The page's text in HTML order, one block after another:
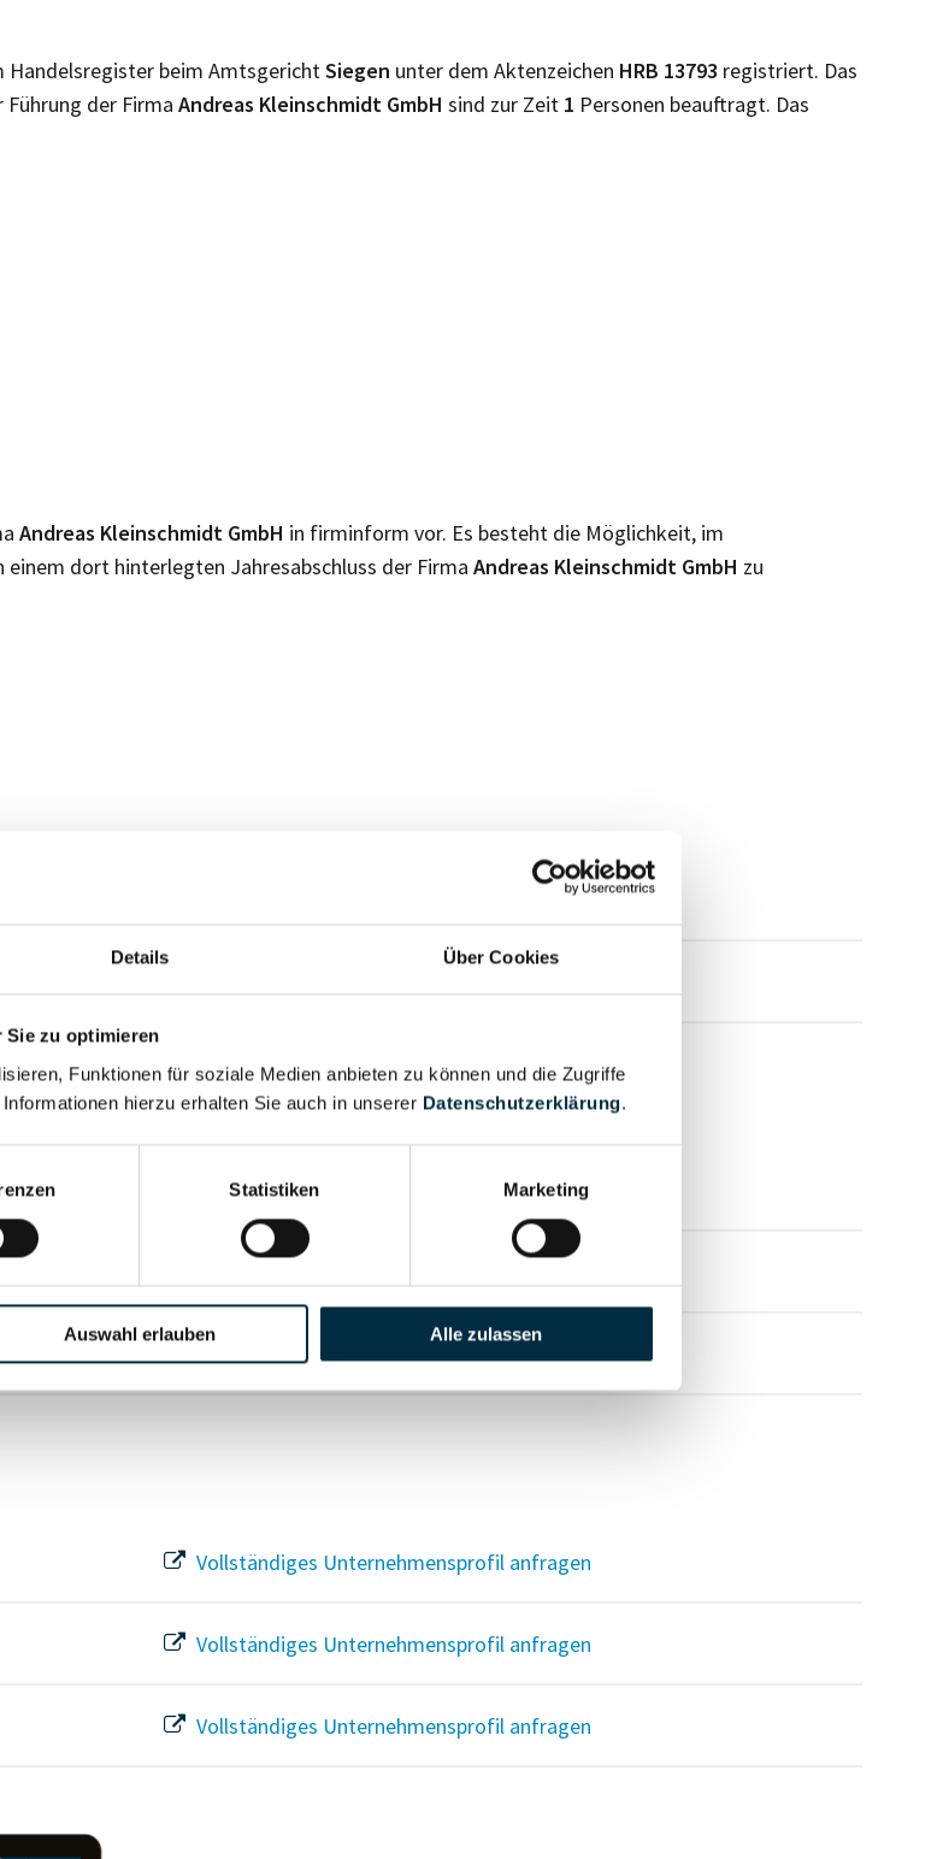
Details Über Cookies
Sie zu optimieren
Funktionen für soziale Medien anbieten zu können und die Zugriffe
hierzu erhalten Sie auch in unserer Datenschutzerklärung.
Statistiken Marketing
Auswahl erlauben Alle zulassen
Handelsregister beim AmtsgerichtSiegen unter dem Aktenzeichen HRB 13793 registriert. Das
der Firma Andreas Kleinschmidt GmbH sind zur Zeit 1 Personen beauftragt. Das
Andreas Kleinschmidt GmbH in firminform vor. Es besteht die Möglichkeit, im
einem dort hinterlegten Jahresabschluss der Firma Andreas Kleinschmidt GmbH zu
Vollständiges Unternehmensprofil anfragen
Vollständiges Unternehmensprofil anfragen
Vollständiges Unternehmensprofil anfragen
Vollständiges Unternehmensprofil anfragen
Vollständiges Unternehmensprofil anfragen